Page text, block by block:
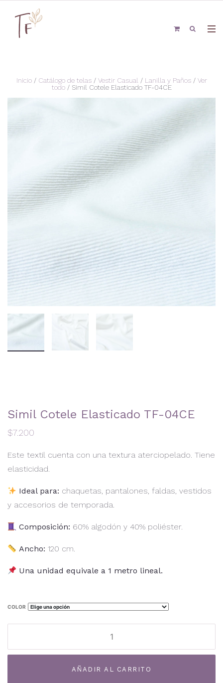
Inicio/ Catálogo de telas/ Vestir Casual / Lanilla y Paños/ Ver
todo/ Simil Cotele Elasticado TF-04CE
Simil Cotele Elasticado TF-04CE
$7.200
Este textil cuenta con una textura aterciopelado. Tiene
elasticidad.
Ideal para: chaquetas, pantalones, faldas, vestidos
y accesorios de temporada.
Composición: 60% algodón y 40% poliéster.
Ancho: 120 cm.
Una unidad equivale a 1 metro lineal.
COLOR
Elasticado
AÑADIR AL CARRITO